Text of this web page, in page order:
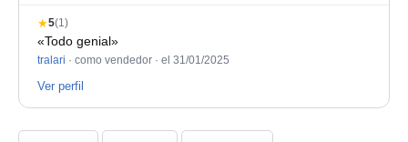
★5(1)
«Todo genial»
tralari · como vendedor · el 31/01/2025
Ver perfil